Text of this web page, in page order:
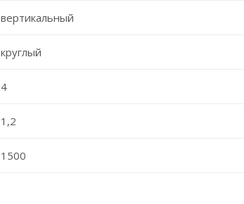
вертикальный
круглый
4
1,2
1500